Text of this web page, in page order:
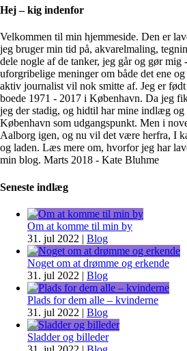
Hej – kig indenfor
Velkommen til min hjemmeside. Den er
jeg bruger min tid på, akvarelmaling,
dele nogle af de tanker, jeg går og gør mig
uforgribelige meninger om både det ene
aktiv journalist vil nok smitte af. Jeg er
boede 1971 - 2017 i København. Da jeg
jeg der stadig, og hidtil har mine indlæg
København som udgangspunkt. Men i
Aalborg igen, og nu vil det være herfra, I
og laden. Læs mere om, hvorfor jeg har
min blog. Marts 2018 - Kate Bluhme
Seneste indlæg
Om at komme til min by
31. jul 2022 | Blog
Noget om at drømme og erkende
31. jul 2022 | Blog
Plads for dem alle – kvinderne
31. jul 2022 | Blog
Sladder og billeder